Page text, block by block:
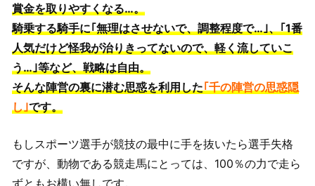
賞金を取りやすくなる…。
騎乗する騎手に｢無理はさせないで、調整程度で…｣、｢1番
人気だけど怪我が治りきってないので、軽く流していこ
う…｣等など、戦略は自由。
そんな陣営の裏に潜む思惑を利用した｢千の陣営の思惑隠
し｣です。
もしスポーツ選手が競技の最中に手を抜いたら選手失格
ですが、動物である競走馬にとっては、100％の力で走ら